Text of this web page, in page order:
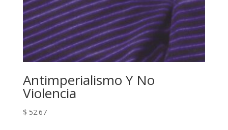
Antimperialismo Y No
Violencia
$ 52.67